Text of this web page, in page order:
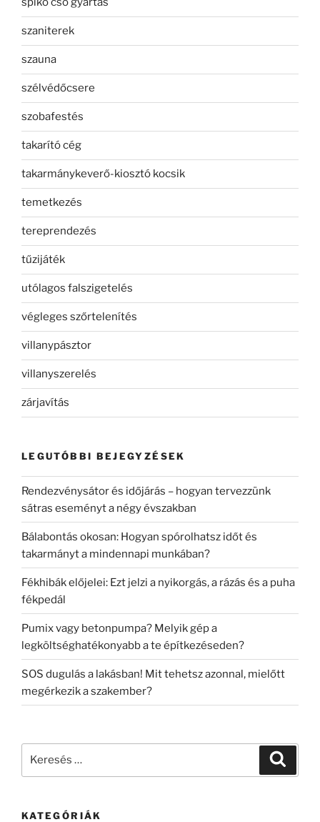
szaniterek
szauna
szélvédőcsere
szobafestés
takarító cég
takarmánykeverő-kiosztó kocsik
temetkezés
tereprendezés
tűzijáték
utólagos falszigetelés
végleges szőrtelenítés
villanypásztor
villanyszerelés
zárjavítás
LEGUTÓBBI BEJEGYZÉSEK
Rendezvénysátor és időjárás – hogyan tervezzünk
sátras eseményt a négy évszakban
Bálabontás okosan: Hogyan spórolhatsz időt és
takarmányt a mindennapi munkában?
Fékhibák előjelei: Ezt jelzi a nyikorgás, a rázás és a puha
fékpedál
Pumix vagy betonpumpa? Melyik gép a
legköltséghatékonyabb a te építkezéseden?
SOS dugulás a lakásban! Mit tehetsz azonnal, mielőtt
megérkezik a szakember?
KATEGÓRIÁK